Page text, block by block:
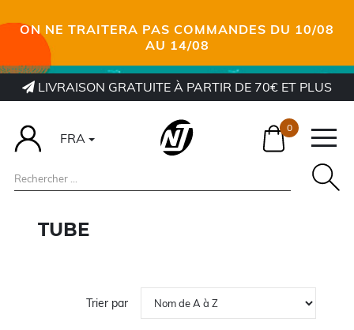
ON NE TRAITERA PAS COMMANDES DU 10/08
AU 14/08
LIVRAISON GRATUITE À PARTIR DE 70€ ET PLUS
FRA
0
TUBE
Trier par